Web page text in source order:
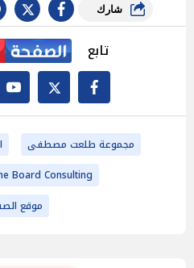
شارك
تابع
مجموعة طلعت مصطفى
Board Consulting
موقع